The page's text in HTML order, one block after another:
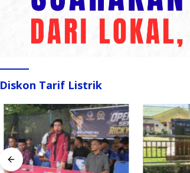
Diskon Tarif Listrik